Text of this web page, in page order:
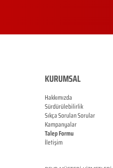
KURUMSAL
Hakkımızda
Sürdürülebilirlik
Sıkça Sorulan Sorular
Kampanyalar
Talep Formu
İletişim